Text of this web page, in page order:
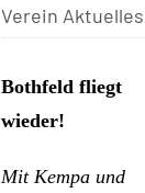
Verein Aktuelles
Bothfeld fliegt
wieder!
Mit Kempa und